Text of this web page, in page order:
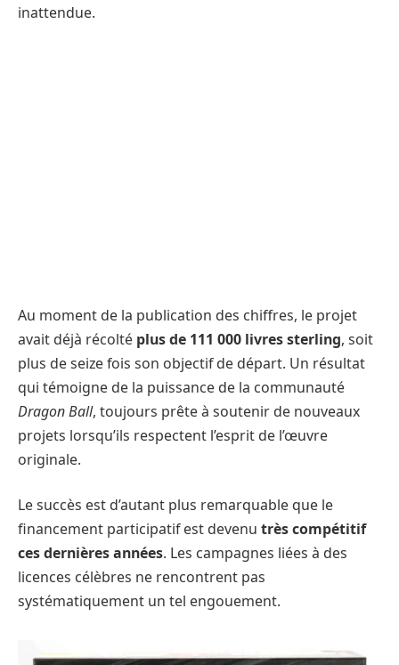
inattendue.
Au moment de la publication des chiffres, le projet
avait déjà récolté plus de 111 000 livres sterling, soit
plus de seize fois son objectif de départ. Un résultat
qui témoigne de la puissance de la communauté
Dragon Ball, toujours prête à soutenir de nouveaux
projets lorsqu’ils respectent l’esprit de l’œuvre
originale.
Le succès est d’autant plus remarquable que le
financement participatif est devenu très compétitif
ces dernières années. Les campagnes liées à des
licences célèbres ne rencontrent pas
systématiquement un tel engouement.